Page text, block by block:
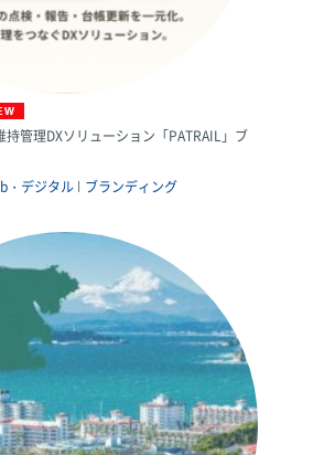
管理DXソリューション「PATRAIL」ブ
・デジタル ブランディング